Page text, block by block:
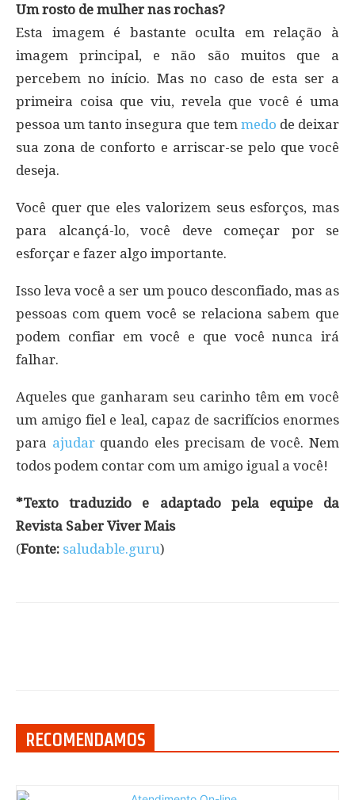
Um rosto de mulher nas rochas?
Esta imagem é bastante oculta em relação à
imagem principal, e não são muitos que a
percebem no início. Mas no caso de esta ser a
primeira coisa que viu, revela que você é uma
pessoa um tanto insegura que tem medo de deixar
sua zona de conforto e arriscar-se pelo que você
deseja.
Você quer que eles valorizem seus esforços, mas
para alcançá-lo, você deve começar por se
esforçar e fazer algo importante.
Isso leva você a ser um pouco desconfiado, mas as
pessoas com quem você se relaciona sabem que
podem confiar em você e que você nunca irá
falhar.
Aqueles que ganharam seu carinho têm em você
um amigo fiel e leal, capaz de sacrifícios enormes
para ajudarquando eles precisam de você. Nem
todos podem contar com um amigo igual a você!
*Texto traduzido e adaptado pela equipe da
Revista Saber Viver Mais
(Fonte: saludable.guru)
RECOMENDAMOS